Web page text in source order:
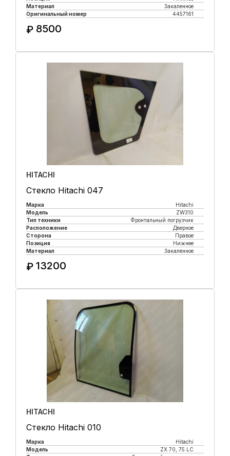
Материал
Закаленное
Оригинальный номер
4457161
₽ 8500
HITACHI
Стекло Hitachi 047
Марка
Hitachi
Модель
ZW310
Тип техники
Фронтальный погрузчик
Расположение
Дверное
Сторона
Правое
Позиция
Нижнее
Материал
Закаленное
₽ 13200
HITACHI
Стекло Hitachi 010
Марка
Hitachi
Модель
ZX 70, 75 LC